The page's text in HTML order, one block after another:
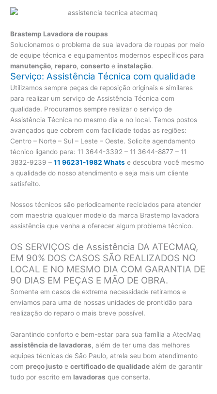
Brastemp Lavadora de roupas
Solucionamos o problema de sua lavadora de roupas por meio
de equipe técnica e equipamentos modernos específicos para
manutenção, reparo,conserto e instalação.
Serviço: Assistência Técnica com qualidade
Utilizamos sempre peças de reposição originais e similares
para realizar um serviço de Assistência Técnica com
qualidade. Procuramos sempre realizar o serviço de
Assistência Técnica no mesmo dia e no local. Temos postos
avançados que cobrem com facilidade todas as regiões:
Centro – Norte – Sul – Leste – Oeste. Solicite agendamento
técnico ligando para: 11 3644-3392 – 11 3644-8877 – 11
3832-9239 –11 96231-1982 Whats e descubra você mesmo
a qualidade do nosso atendimento e seja mais um cliente
satisfeito.
Nossos técnicos são periodicamente reciclados para atender
com maestria qualquer modelo da marca Brastemp lavadora
assistência que venha a oferecer algum problema técnico.
OS SERVIÇOS de Assistência DA ATECMAQ,
EM 90% DOS CASOS SÃO REALIZADOS NO
LOCAL E NO MESMO DIA COM GARANTIA DE
90 DIAS EM PEÇAS E MÃO DE OBRA.
Somente em casos de extrema necessidade retiramos e
enviamos para uma de nossas unidades de prontidão para
realização do reparo o mais breve possível.
Garantindo conforto e bem-estar para sua família a AtecMaq
assistência de lavadoras, além de ter uma das melhores
equipes técnicas de São Paulo, atrela seu bom atendimento
com preço justo ecertificado de qualidade além de garantir
tudo por escrito em lavadoras que conserta.